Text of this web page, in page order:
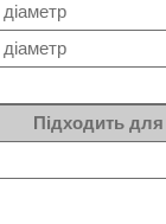
Підходить